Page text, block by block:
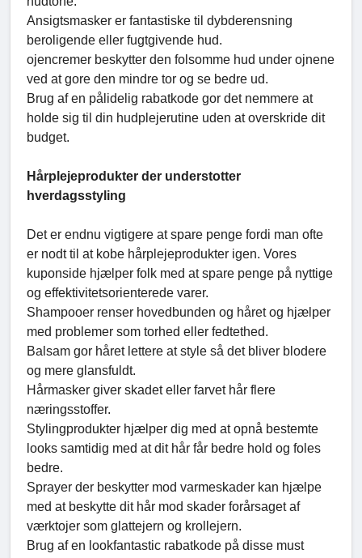
Ansigtsmasker er fantastiske til dybderensning
beroligende eller fugtgivende hud.
ojencremer beskytter den folsomme hud under ojnene
ved at gore den mindre tor og se bedre ud.
Brug af en pålidelig rabatkode gor det nemmere at
holde sig til din hudplejerutine uden at overskride dit
budget.
Hårplejeprodukter der understotter
hverdagsstyling
Det er endnu vigtigere at spare penge fordi man ofte
er nodt til at kobe hårplejeprodukter igen. Vores
kuponside hjælper folk med at spare penge på nyttige
og effektivitetsorienterede varer.
Shampooer renser hovedbunden og håret og hjælper
med problemer som torhed eller fedtethed.
Balsam gor håret lettere at style så det bliver blodere
og mere glansfuldt.
Hårmasker giver skadet eller farvet hår flere
næringsstoffer.
Stylingprodukter hjælper dig med at opnå bestemte
looks samtidig med at dit hår får bedre hold og foles
bedre.
Sprayer der beskytter mod varmeskader kan hjælpe
med at beskytte dit hår mod skader forårsaget af
værktojer som glattejern og krollejern.
Brug af en lookfantastic rabatkode på disse must